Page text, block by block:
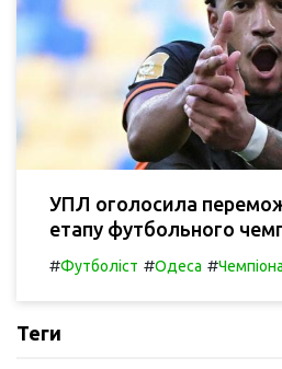
УПЛ оголосила
етапу футбольного
#Футболіст #Одеса #
Теги